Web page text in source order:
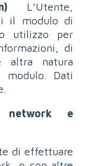
L’Utente,
il modulo di
utilizzo per
di
altra natura
modulo. Dati
network e
di effettuare